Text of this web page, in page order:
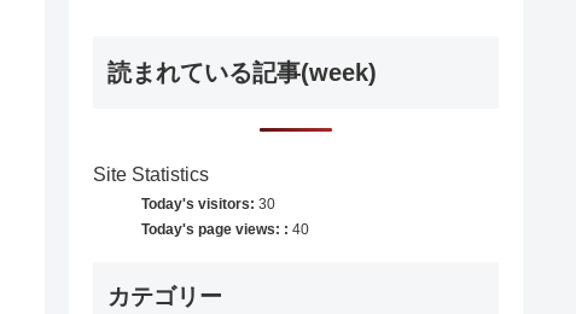
読まれている記事(week)
Site Statistics
Today's visitors: 30
Today's page views: : 40
カテゴリー